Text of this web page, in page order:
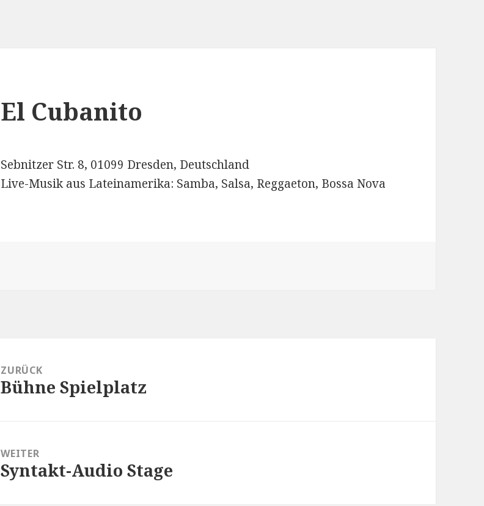
El Cubanito
Sebnitzer Str. 8, 01099 Dresden, Deutschland
Live-Musik aus Lateinamerika: Samba, Salsa, Reggaeton, Bossa Nova
ZURÜCK
Vorheriger
Bühne Spielplatz
WEITER
Nächster
Syntakt-Audio Stage